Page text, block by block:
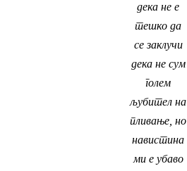
дека не е
тешко да
се заклучи
дека не сум
голем
љубител на
пливање, но
навистина
ми е убаво